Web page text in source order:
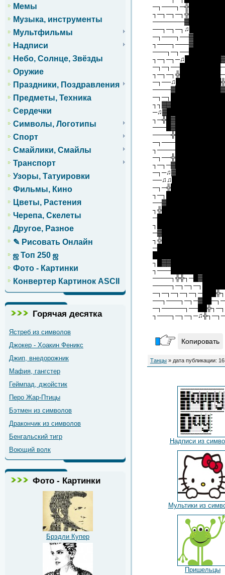
Мемы
Музыка, инструменты
Мультфильмы
Надписи
Небо, Солнце, Звёзды
Оружие
Праздники, Поздравления
Предметы, Техника
Сердечки
Символы, Логотипы
Спорт
Смайлики, Смайлы
Транспорт
Узоры, Татуировки
Фильмы, Кино
Цветы, Растения
Черепа, Скелеты
Другое, Разное
✎ Рисовать Онлайн
ஜ Топ 250 ஜ
Фото - Картинки
Конвертер Картинок ASCII
Горячая десятка
Ястреб из символов
Джокер - Хоакин Феникс
Джип, внедорожник
Мафия, гангстер
Геймпад, джойстик
Перо Жар-Птицы
Бэтмен из символов
Дракончик из символов
Бенгальский тигр
Воющий волк
Фото - Картинки
Брэдли Купер
Копировать
Танцы » дата публикации:
Надписи из
Мультики из
Пришельцы